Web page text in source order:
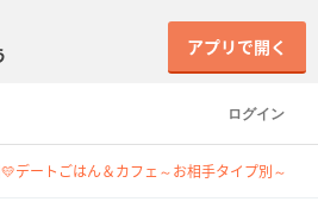
ログイン
アプリで開く
デートごはん＆カフェ～お相手タイプ別～